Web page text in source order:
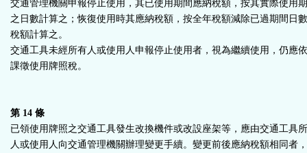
交通管理機關申報停止使用，其已使用期間應納稅額，按其實際使用
之日數計算之；恢復使用時其應納稅額，按全年稅額減除已過期間日
稅額計算之。
交通工具未經所有人或使用人申報停止使用者，視為繼續使用，仍應
課徵使用牌照稅。
第 14 條
已領使用牌照之交通工具發生改換機件或改設座架等，應由交通工具
人或使用人向交通管理機關辦理變更手續。變更前後應納稅額相同者